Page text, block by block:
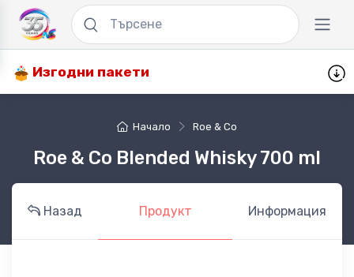
Изгодни пакети
Начало Roe & Co
Roe & Co Blended Whisky 700 ml
Назад Продукт Информация